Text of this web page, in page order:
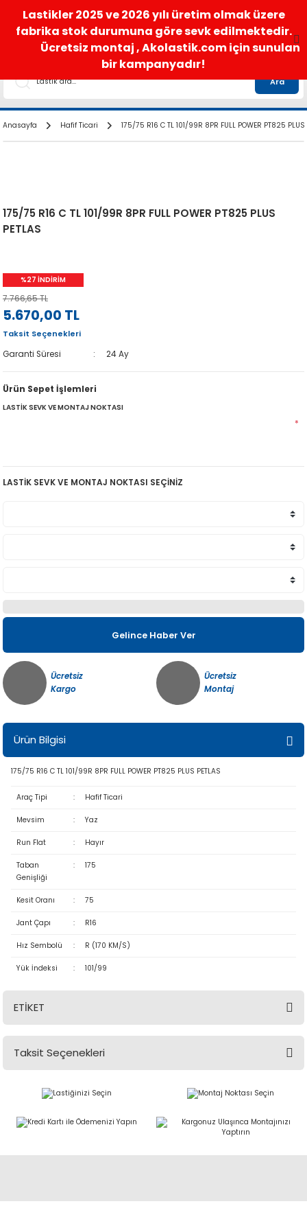
satis@akolastik.com 0 850 285 63 85
Ara
Anasayfa Hafif Ticari 175/75 R16 C TL 101/99R 8PR FULL POWER PT825 PLUS
175/75 R16 C TL 101/99R 8PR FULL POWER PT825 PLUS
PETLAS
%27 İNDİRİM
7.766,65 TL
5.670,00 TL
Taksit Seçenekleri
Garanti Süresi
24 Ay
Ürün Sepet İşlemleri
LASTİK SEVK VE MONTAJ NOKTASI
*
LASTİK SEVK VE MONTAJ NOKTASI SEÇİNİZ
Gelince Haber Ver
Ücretsiz
Kargo
Ücretsiz
Montaj
Ürün Bilgisi
175/75 R16 C TL 101/99R 8PR FULL POWER PT825 PLUS PETLAS
Araç Tipi : Hafif Ticari
Mevsim : Yaz
Run Flat : Hayır
Taban
Genişliği
: 175
Kesit Oranı : 75
Jant Çapı : R16
Hız Sembolü : R (170 KM/S)
Yük İndeksi : 101/99
ETİKET
Taksit Seçenekleri
Lastikler 2025 ve 2026 yılı üretim olmak üzere
fabrika stok durumuna göre sevk edilmektedir.
Ücretsiz montaj , Akolastik.com için sunulan
bir kampanyadır!